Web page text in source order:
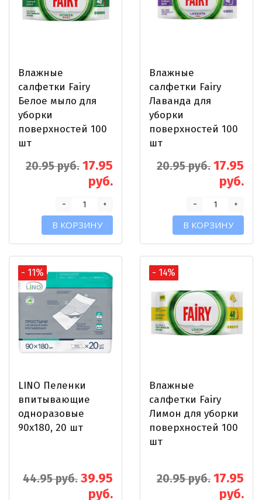
Влажные
салфетки Fairy
Белое мыло для
уборки
поверхностей 100
шт
20.95 руб. 17.95
руб.
+
-
В КОРЗИНУ
Влажные
салфетки Fairy
Лаванда для
уборки
поверхностей 100
шт
20.95 руб. 17.95
руб.
+
-
В КОРЗИНУ
- 11%
LINO Пеленки
впитывающие
одноразовые
90х180, 20 шт
44.95 руб. 39.95
руб.
- 14%
Влажные
салфетки Fairy
Лимон для уборки
поверхностей 100
шт
20.95 руб. 17.95
руб.